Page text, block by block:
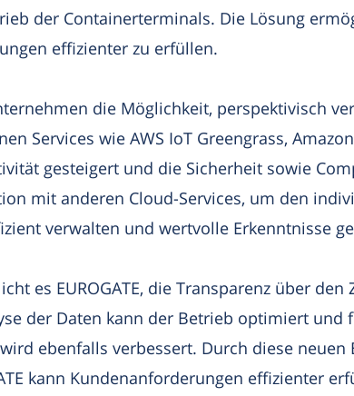
der Containerterminals. Die Lösung
effizienter zu erfüllen.
die Möglichkeit, perspektivisch
Services wie AWS IoT Greengrass,
gesteigert und die Sicherheit sowie
mit anderen Cloud-Services, um den
verwalten und wertvolle Erkenntnisse
es EUROGATE, die Transparenz über
der Daten kann der Betrieb optimiert und
ebenfalls verbessert. Durch diese
kann Kundenanforderungen effizienter